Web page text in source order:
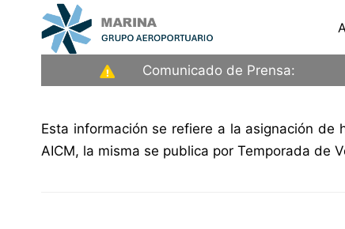
Saltar
al
contenido
Aeropuerto
Internacional
la
Ciudad
Comunicado de Prensa:
Esta información se refiere a la asignación de
AICM, la misma se publica por Temporada de